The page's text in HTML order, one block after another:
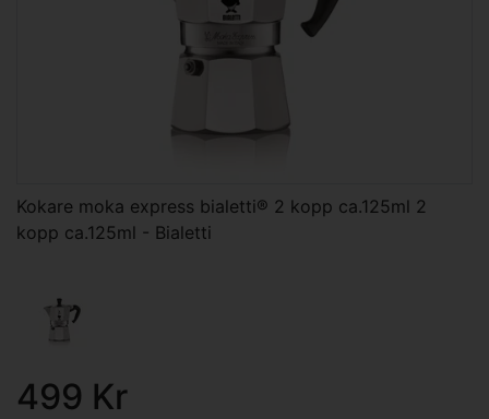
Kokare moka express bialetti® 2 kopp ca.125ml 2
kopp ca.125ml - Bialetti
499 Kr